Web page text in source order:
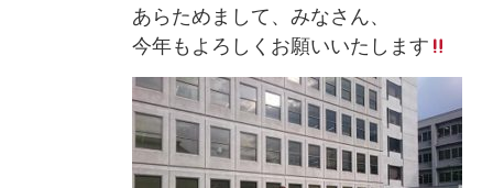
あらためまして、みなさん、
今年もよろしくお願いいたします